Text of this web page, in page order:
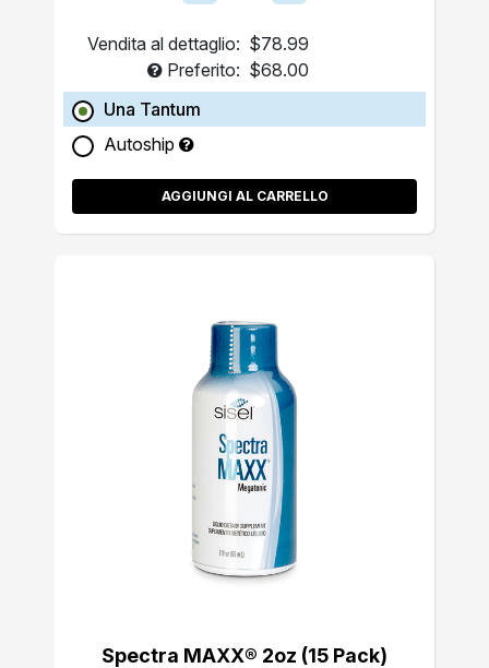
Vendita al dettaglio: $78.99
Preferito: $68.00
Una Tantum
Autoship
AGGIUNGI AL CARRELLO
Spectra MAXX® 2oz (15 Pack)